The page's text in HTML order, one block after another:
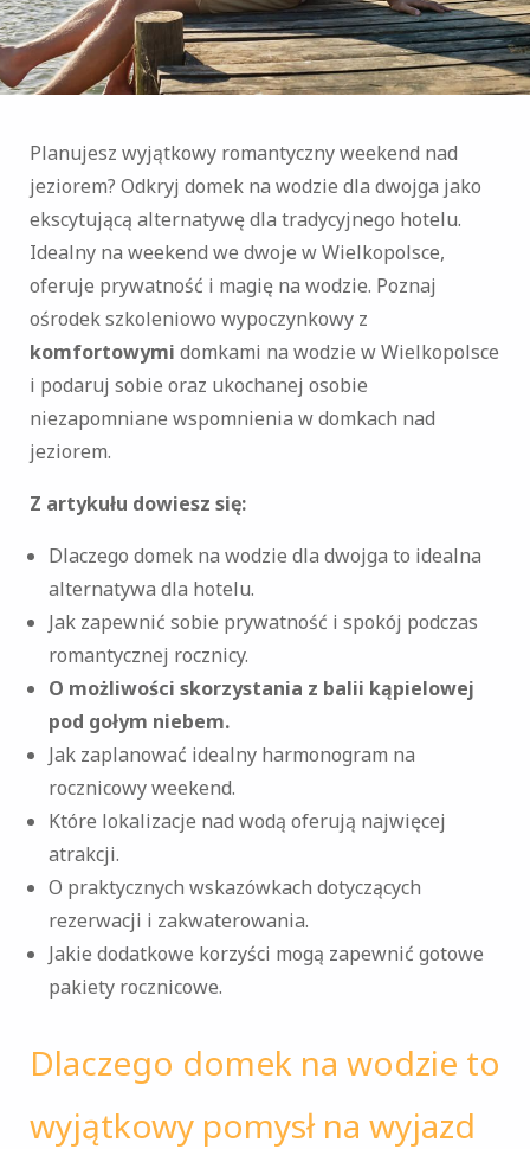
Planujesz wyjątkowy romantyczny weekend nad
jeziorem? Odkryj domek na wodzie dla dwojga jako
ekscytującą alternatywę dla tradycyjnego hotelu.
Idealny na weekend we dwoje w Wielkopolsce,
oferuje prywatność i magię na wodzie. Poznaj
ośrodek szkoleniowo wypoczynkowy z
komfortowymi domkami na wodzie w Wielkopolsce
i podaruj sobie oraz ukochanej osobie
niezapomniane wspomnienia w domkach nad
jeziorem.
Z artykułu dowiesz się:
Dlaczego domek na wodzie dla dwojga to idealna
alternatywa dla hotelu.
Jak zapewnić sobie prywatność i spokój podczas
romantycznej rocznicy.
O możliwości skorzystania z balii kąpielowej
pod gołym niebem.
Jak zaplanować idealny harmonogram na
rocznicowy weekend.
Które lokalizacje nad wodą oferują najwięcej
atrakcji.
O praktycznych wskazówkach dotyczących
rezerwacji i zakwaterowania.
Jakie dodatkowe korzyści mogą zapewnić gotowe
pakiety rocznicowe.
Dlaczego domek na wodzie to
wyjątkowy pomysł na wyjazd